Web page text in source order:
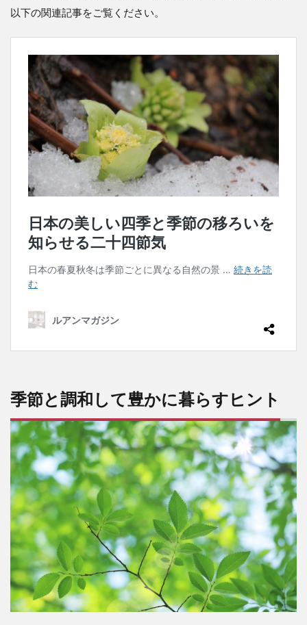
以下の関連記事をご覧ください。
季節と調和して豊かに暮らすヒント